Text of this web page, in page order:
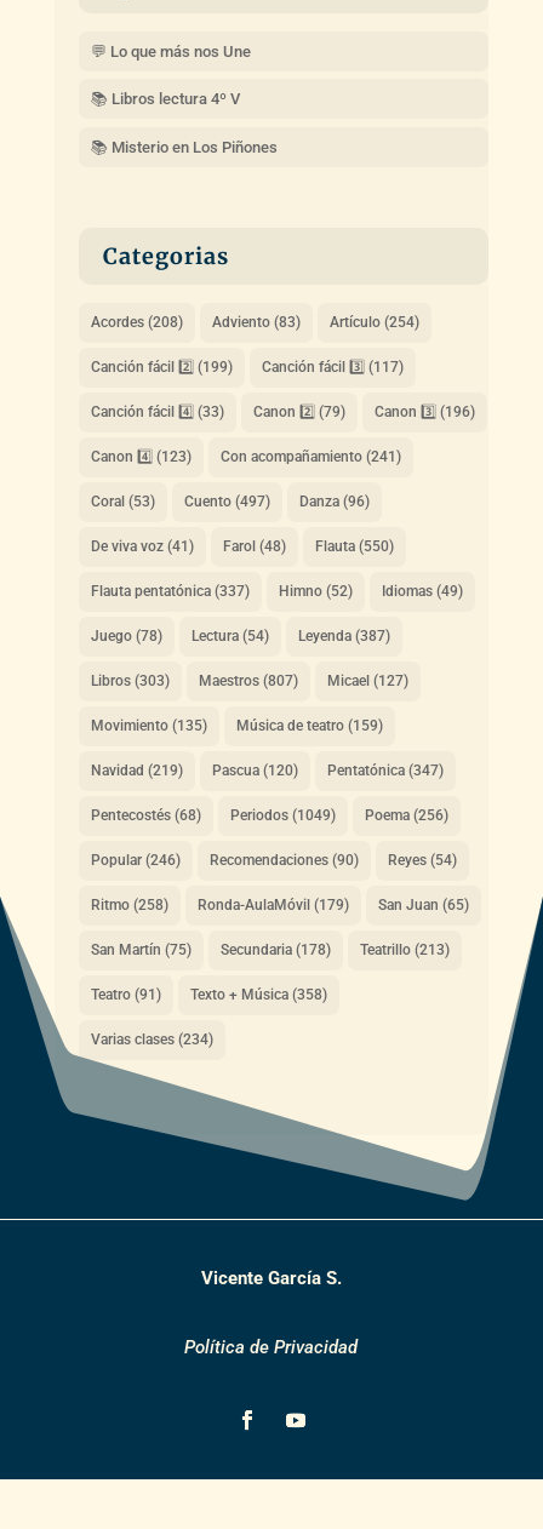
💬 Lo que más nos Une
📚 Libros lectura 4º V
📚 Misterio en Los Piñones
Categorias
Acordes(208) Adviento(83) Artículo(254)
Canción fácil 2️⃣ (199) Canción fácil 3️⃣ (117)
Canción fácil 4️⃣ (33) Canon 2️⃣ (79) Canon 3️⃣ (196)
Canon 4️⃣ (123) Con acompañamiento(241)
Coral(53) Cuento(497) Danza(96)
De viva voz(41) Farol(48) Flauta(550)
Flauta pentatónica(337) Himno(52) Idiomas(49)
Juego(78) Lectura(54) Leyenda(387)
Libros(303) Maestros(807) Micael(127)
Movimiento(135) Música de teatro(159)
Navidad (219) Pascua(120) Pentatónica(347)
Pentecostés(68) Periodos(1049) Poema(256)
Popular(246) Recomendaciones(90) Reyes(54)
Ritmo(258) Ronda-AulaMóvil(179) San Juan (65)
San Martín (75) Secundaria(178) Teatrillo(213)
Teatro(91) Texto + Música(358)
Varias clases(234)
Vicente García S.
Política de Privacidad